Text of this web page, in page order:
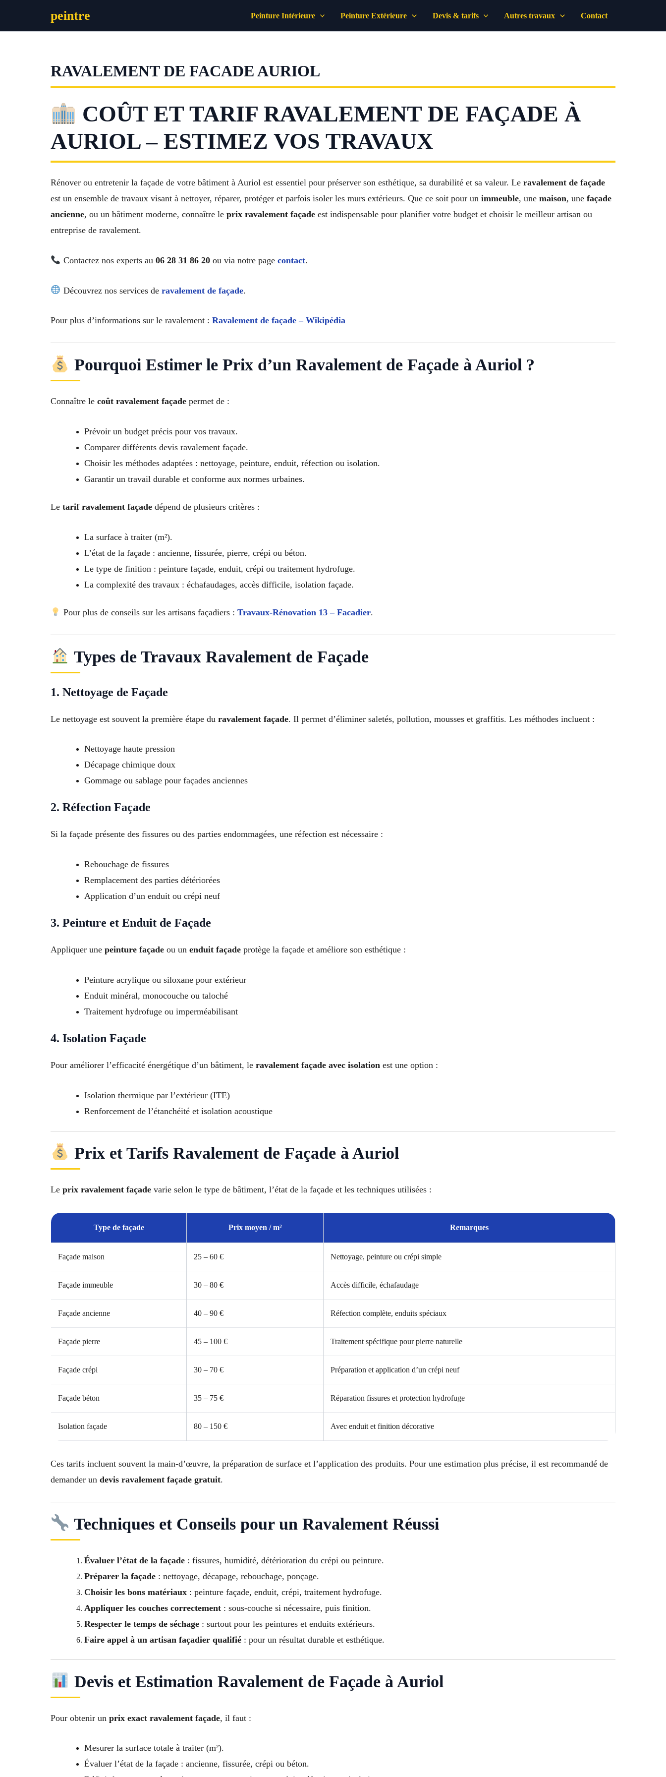
contenu
peintre Peinture Intérieure Peinture Extérieure Devis & tarifs Autres travaux Contact
RAVALEMENT DE FACADE AURIOL
COÛT ET TARIF RAVALEMENT DE FAÇADE À
AURIOL – ESTIMEZ VOS TRAVAUX
Rénover ou entretenir la façade de votre bâtiment à Auriol est essentiel pour préserver son esthétique, sa durabilité et sa valeur. Le ravalement de façade
est un ensemble de travaux visant à nettoyer, réparer, protéger et parfois isoler les murs extérieurs. Que ce soit pour un immeuble, une maison, une façade
ancienne, ou un bâtiment moderne, connaître le prix ravalement façade est indispensable pour planifier votre budget et choisir le meilleur artisan ou
entreprise de ravalement.
Contactez nos experts au 06 28 31 86 20ou via notre page contact.
Découvrez nos services de ravalement de façade.
Pour plus d’informations sur le ravalement : Ravalement de façade – Wikipédia
Pourquoi Estimer le Prix d’un Ravalement de Façade à Auriol ?
Connaître le coût ravalement façade permet de :
Prévoir un budget précis pour vos travaux.
Comparer différents devis ravalement façade.
Choisir les méthodes adaptées : nettoyage, peinture, enduit, réfection ou isolation.
Garantir un travail durable et conforme aux normes urbaines.
Le tarif ravalement façade dépend de plusieurs critères :
La surface à traiter (m²).
L’état de la façade : ancienne, fissurée, pierre, crépi ou béton.
Le type de finition : peinture façade, enduit, crépi ou traitement hydrofuge.
La complexité des travaux : échafaudages, accès difficile, isolation façade.
Pour plus de conseils sur les artisans façadiers : Travaux-Rénovation 13 – Facadier.
Types de Travaux Ravalement de Façade
1. Nettoyage de Façade
Le nettoyage est souvent la première étape du ravalement façade. Il permet d’éliminer saletés, pollution, mousses et graffitis. Les méthodes incluent :
Nettoyage haute pression
Décapage chimique doux
Gommage ou sablage pour façades anciennes
2. Réfection Façade
Si la façade présente des fissures ou des parties endommagées, une réfection est nécessaire :
Rebouchage de fissures
Remplacement des parties détériorées
Application d’un enduit ou crépi neuf
3. Peinture et Enduit de Façade
Appliquer une peinture façade ou un enduit façade protège la façade et améliore son esthétique :
Peinture acrylique ou siloxane pour extérieur
Enduit minéral, monocouche ou taloché
Traitement hydrofuge ou imperméabilisant
4. Isolation Façade
Pour améliorer l’efficacité énergétique d’un bâtiment, le ravalement façade avec isolation est une option :
Isolation thermique par l’extérieur (ITE)
Renforcement de l’étanchéité et isolation acoustique
Prix et Tarifs Ravalement de Façade à Auriol
Le prix ravalement façade varie selon le type de bâtiment, l’état de la façade et les techniques utilisées :
Type de façade Prix moyen / m² Remarques
Façade maison 25 – 60 € Nettoyage, peinture ou crépi simple
Façade immeuble 30 – 80 € Accès difficile, échafaudage
Façade ancienne 40 – 90 € Réfection complète, enduits spéciaux
Façade pierre 45 – 100 € Traitement spécifique pour pierre naturelle
Façade crépi 30 – 70 € Préparation et application d’un crépi neuf
Façade béton 35 – 75 € Réparation fissures et protection hydrofuge
Isolation façade 80 – 150 € Avec enduit et finition décorative
Ces tarifs incluent souvent la main-d’œuvre, la préparation de surface et l’application des produits. Pour une estimation plus précise, il est recommandé de
demander un devis ravalement façade gratuit.
Techniques et Conseils pour un Ravalement Réussi
Évaluer l’état de la façade : fissures, humidité, détérioration du crépi ou peinture.
Préparer la façade : nettoyage, décapage, rebouchage, ponçage.
Choisir les bons matériaux : peinture façade, enduit, crépi, traitement hydrofuge.
Appliquer les couches correctement : sous-couche si nécessaire, puis finition.
Respecter le temps de séchage : surtout pour les peintures et enduits extérieurs.
Faire appel à un artisan façadier qualifié : pour un résultat durable et esthétique.
Devis et Estimation Ravalement de Façade à Auriol
Pour obtenir un prix exact ravalement façade, il faut :
Mesurer la surface totale à traiter (m²).
Évaluer l’état de la façade : ancienne, fissurée, crépi ou béton.